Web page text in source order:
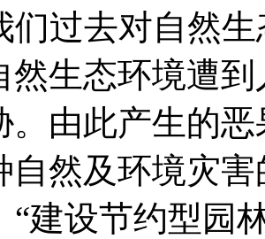
过去对自然生
然生态环境遭
。由此产生的
自然及环境灾
建设节约型园